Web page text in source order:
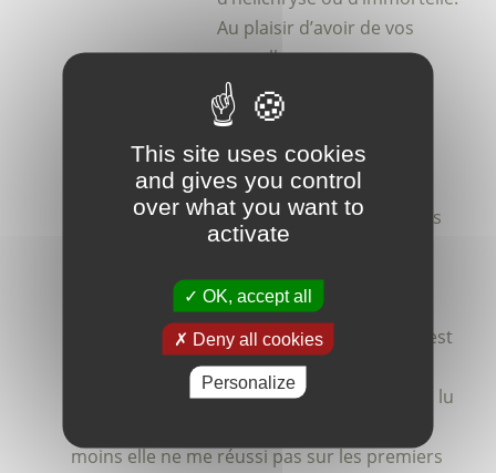
Au plaisir d’avoir de vos
nouvelles.
Eric
Emilie Le texierdit :
25 février 2019 à 13h36
Bien le bonjour,
J’ai bien profité du soleil ce week-end, j’ai des
petits boutons partout sur le visage et des
plus gros et éparses dans le cou. J’utilise
depuis 3 semaines un macérât de carotte
dauca carota acheté en boutique bio car il est
dit qu’il s’adresse aux peaux sensibles au
soleil. C’est en contradiction avec ce que j’ai lu
sur le net. Ami ou ennemi la carotte? Ou du
moins elle ne me réussi pas sur les premiers
This site uses cookies
and gives you control
over what you want to
activate
OK, accept all
Deny all cookies
Personalize